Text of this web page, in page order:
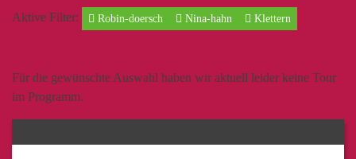
Aktive Filter: Robin-doersch Nina-hahn Klettern
Für die gewünschte Auswahl haben wir aktuell leider keine Tour
im Programm.